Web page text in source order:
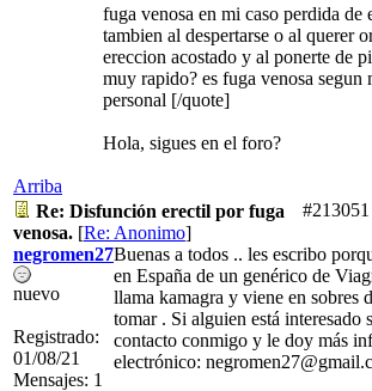
fuga venosa en mi caso perdida de
tambien al despertarse o al querer
ereccion acostado y al ponerte de
muy rapido? es fuga venosa segun
personal [/quote]
Hola, sigues en el foro?
Arriba
#213051
Re: Disfunción erectil por fuga
venosa. [Re: Anonimo]
negromen27
nuevo
Registrado:
01/08/21
Mensajes: 1
Buenas a todos .. les escribo
en España de un genérico de
llama kamagra y viene en sobres
tomar . Si alguien está interesado
contacto conmigo y le doy más
electrónico: